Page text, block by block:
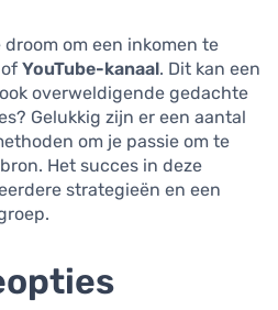
om een inkomen te
of YouTube-kanaal. Dit kan een
overweldigende gedachte
Gelukkig zijn er een aantal
om je passie om te
Het succes in deze
strategieën en een